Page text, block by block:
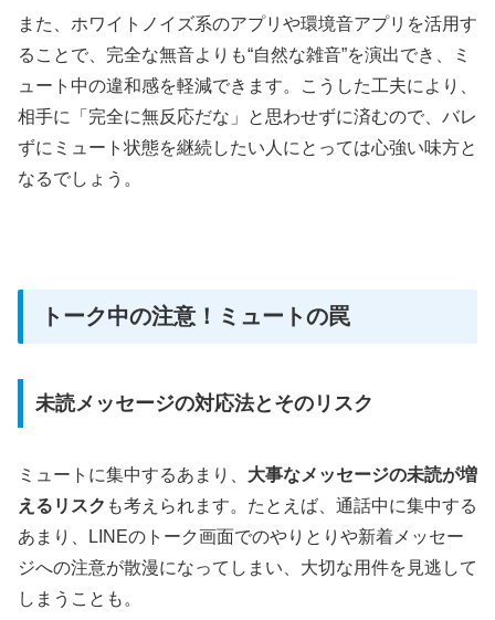
また、ホワイトノイズ系のアプリや環境音アプリを活用す
ることで、完全な無音よりも“自然な雑音”を演出でき、ミ
ュート中の違和感を軽減できます。こうした工夫により、
相手に「完全に無反応だな」と思わせずに済むので、バレ
ずにミュート状態を継続したい人にとっては心強い味方と
なるでしょう。
トーク中の注意！ミュートの罠
未読メッセージの対応法とそのリスク
ミュートに集中するあまり、 大事なメッセージの未読が増
えるリスク も考えられます。たとえば、通話中に集中する
あまり、LINEのトーク画面でのやりとりや新着メッセー
ジへの注意が散漫になってしまい、大切な用件を見逃して
しまうことも。